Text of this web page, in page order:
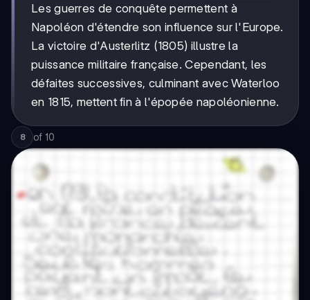
Les guerres de conquête permettent à
Napoléon d'étendre son influence sur l'Europe.
La victoire d'Austerlitz (1805) illustre la
puissance militaire française. Cependant, les
défaites successives, culminant avec Waterloo
en 1815, mettent fin à l'épopée napoléonienne.
8 of 10